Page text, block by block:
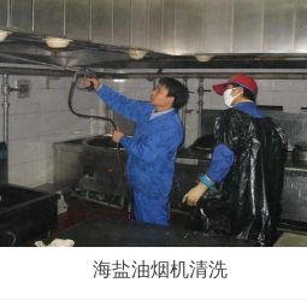
海盐油烟机清洗